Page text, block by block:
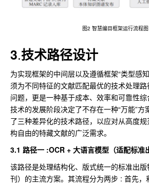
图2 智慧编目框架运行流程图
3.技术路径设计
为实现框架的中间层以及遵循框架“类型感
须为不同特征的文献匹配最优的技术处理
问题，更是一种基于成本、效率和可靠性
技术的发展阶段决定了不存在一种“万能”
了三种差异化的技术路径，以应对从高度
构自由的特藏文献的广泛需求。
3.1 路径一 :OCR + 大语言模型（适配标准
该路径是处理结构化、版式统一的标准出
刊）的主流方案。其流程分为两步 : 首先，